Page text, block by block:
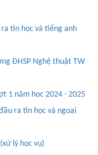
tin học và tiếng anh
ĐHSP Nghệ thuật TW
1 năm học 2024 - 2025
ra tin học và ngoại
lý học vụ)